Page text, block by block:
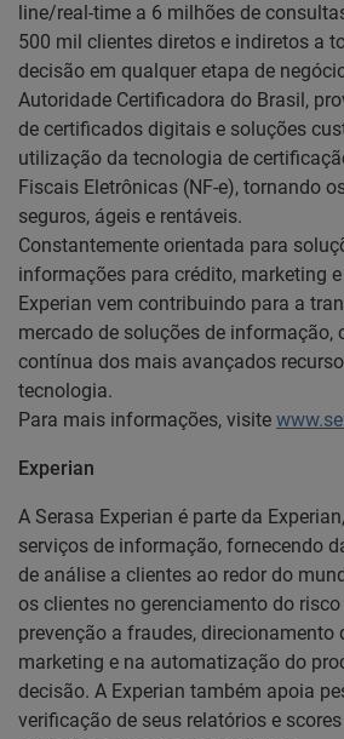
line/real-time a 6 milhões de
500 mil clientes diretos e indiretos a
decisão em qualquer etapa de
Autoridade Certificadora do Brasil,
de certificados digitais e soluções
utilização da tecnologia de
Fiscais Eletrônicas (NF-e), tornando
seguros, ágeis e rentáveis.
Constantemente orientada para
informações para crédito, marketing
Experian vem contribuindo para a
mercado de soluções de informação,
contínua dos mais avançados
tecnologia.
Para mais informações, visite
Experian
A Serasa Experian é parte da
serviços de informação, fornecendo
de análise a clientes ao redor do
os clientes no gerenciamento do risco
prevenção a fraudes, direcionamento
marketing e na automatização do
decisão. A Experian também apoia
verificação de seus relatórios e